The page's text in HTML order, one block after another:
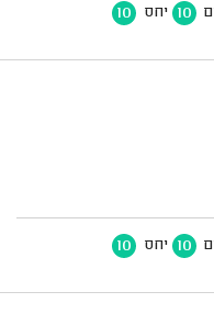
10 יחס 10
10 יחס 10